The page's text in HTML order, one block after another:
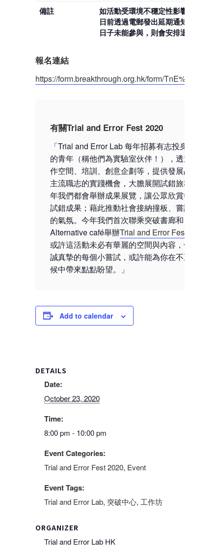
備註
如活動受環境不穩定性影響，將於活
日前透過電郵發出延期通知；若延期
日子未能參與，則會安排退款。
報名連結
https://form.breakthrough.org.hk/form/
有關Trial and Error Fest 2020
「Trial and Error Lab 每年招募有志投身文創產業
的青年（稱他們為實驗室伙伴！），透過共享工
作空間、培訓、創意企劃等，提供發展品牌及非
主流職志的實踐機會，大膽展開試錯旅程。而每
年我們都會舉辦成果展覽，讓公眾欣賞年輕人的
試錯成果；藉此推動社會接納撞板、嘗試與犯錯
的氣氛。今年我們首次聯乘突破書廊和
Alternative café舉辦Trial and Error Fest 2020
或許這活動未必有華麗的空間與內容，但我們熱
誠真摯的每個小嘗試，或許能為你在不正常的氣
候中帶來點點盼望。」
Add to calendar
DETAILS
Date:
October 23, 2020
Time:
8:00 pm - 10:00 pm
Event Categories:
Trial and Error Fest 2020, Event
Event Tags:
Trial and Error Lab, 突破中心, 工作坊
ORGANIZER
Trial and Error Lab HK